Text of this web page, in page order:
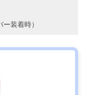
装着時）